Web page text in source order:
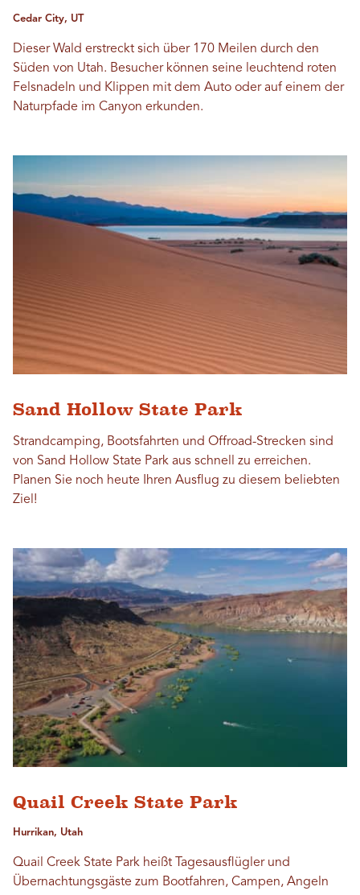
Cedar City, UT
Dieser Wald erstreckt sich über 170 Meilen durch den
Süden von Utah. Besucher können seine leuchtend roten
Felsnadeln und Klippen mit dem Auto oder auf einem der
Naturpfade im Canyon erkunden.
Sand Hollow State Park
Strandcamping, Bootsfahrten und Offroad-Strecken sind
von Sand Hollow State Park aus schnell zu erreichen.
Planen Sie noch heute Ihren Ausflug zu diesem beliebten
Ziel!
Quail Creek State Park
Hurrikan, Utah
Quail Creek State Park heißt Tagesausflügler und
Übernachtungsgäste zum Bootfahren, Campen, Angeln